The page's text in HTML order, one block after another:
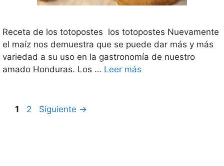
Receta de los totopostes los totopostes Nuevamente
el maíz nos demuestra que se puede dar más y más
variedad a su uso en la gastronomía de nuestro
amado Honduras. Los … Leer más
Página
1 Página
2 Siguiente →